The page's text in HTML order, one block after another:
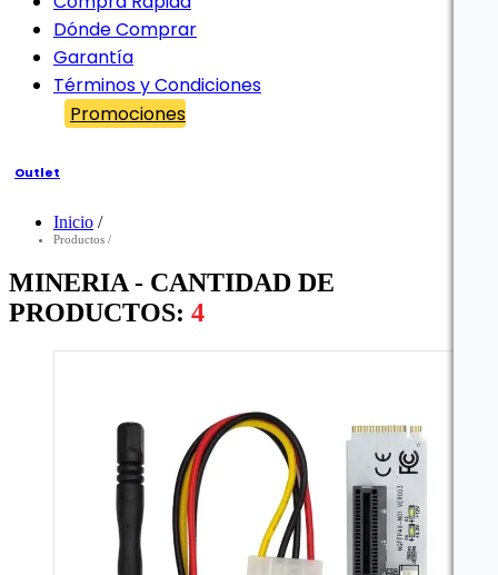
Dónde Comprar
Garantía
Términos y Condiciones
Promociones
Outlet
Inicio /
Productos /
MINERIA - CANTIDAD DE
PRODUCTOS: 4